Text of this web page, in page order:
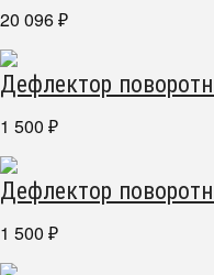
20 096 ₽
Дефлектор
1 500 ₽
Дефлектор
1 500 ₽